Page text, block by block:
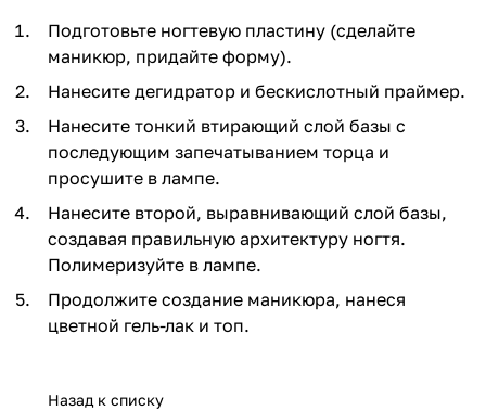
Подготовьте ногтевую пластину (сделайте
маникюр, придайте форму).
Нанесите дегидратор и бескислотный праймер.
Нанесите тонкий втирающий слой базы с
последующим запечатыванием торца и
просушите в лампе.
Нанесите второй, выравнивающий слой базы,
создавая правильную архитектуру ногтя.
Полимеризуйте в лампе.
Продолжите создание маникюра, нанеся
цветной гель-лак и топ.
Назад к списку